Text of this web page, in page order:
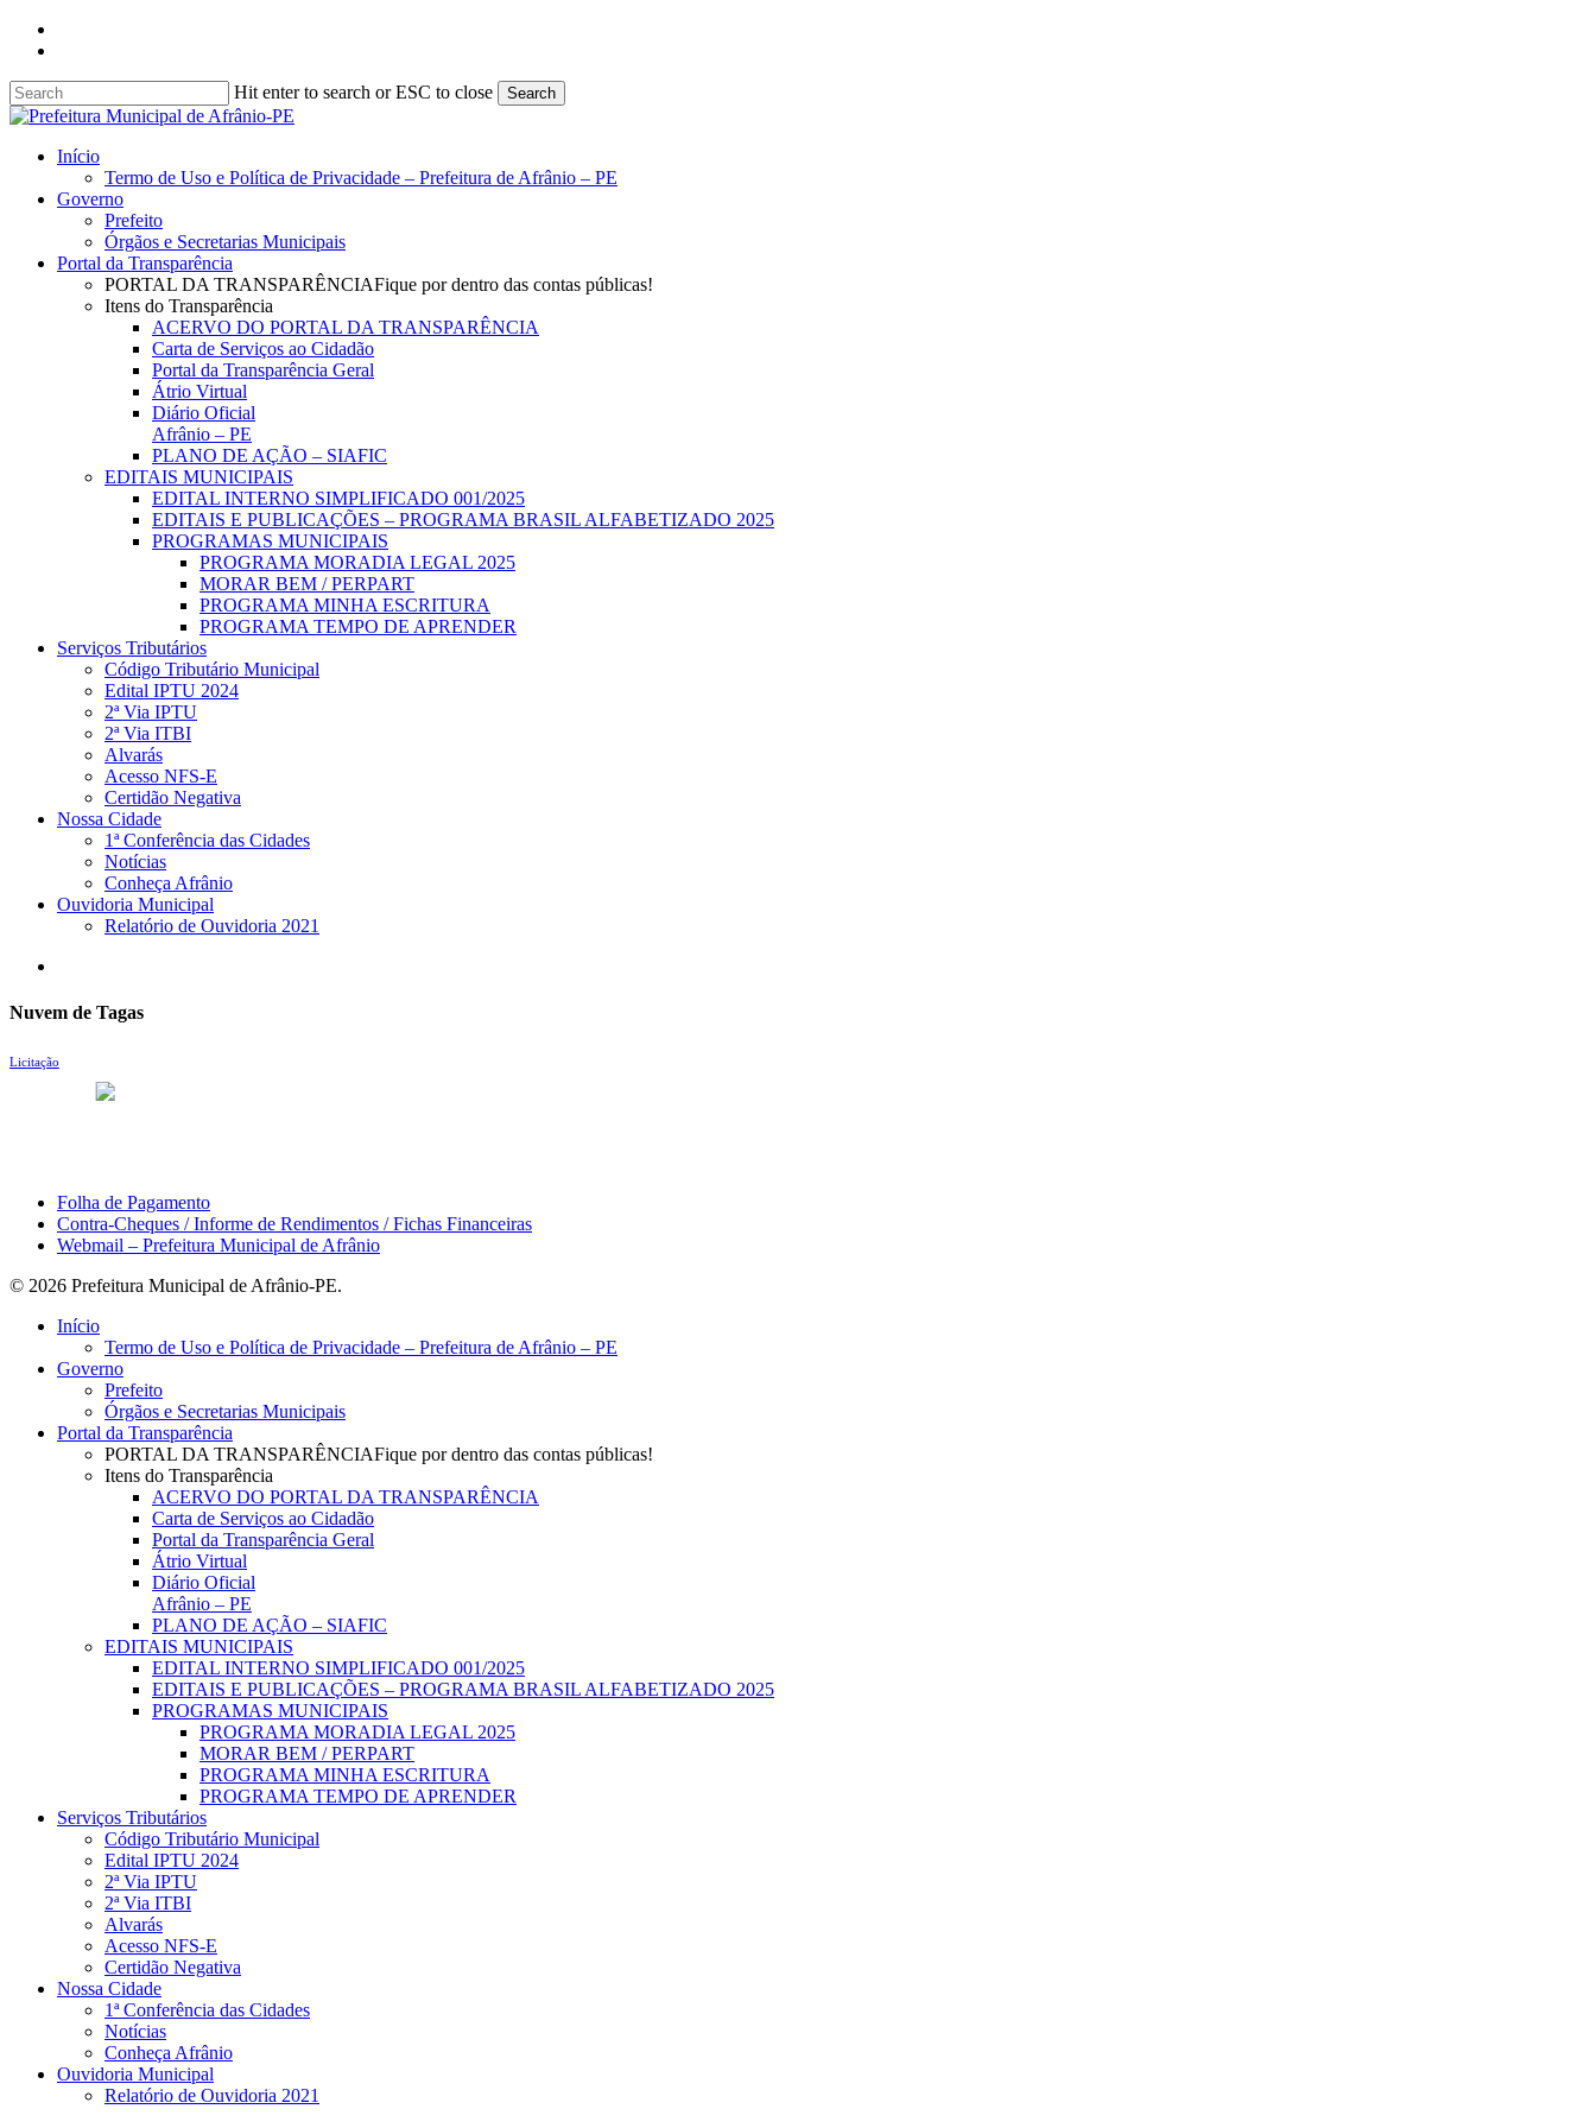
Skip
content
Hit enter to search or ESC to close Search
Close
search
Menu
Início
Termo de Uso e Política de Privacidade – Prefeitura de Afrânio – PE
Governo
Prefeito
Órgãos e Secretarias Municipais
Portal da Transparência
PORTAL DA TRANSPARÊNCIAFique por dentro das contas públicas!
Itens do Transparência
ACERVO DO PORTAL DA TRANSPARÊNCIA
Carta de Serviços ao Cidadão
Portal da Transparência Geral
Átrio Virtual
Diário Oficial
Afrânio – PE
PLANO DE AÇÃO – SIAFIC
EDITAIS MUNICIPAIS
EDITAL INTERNO SIMPLIFICADO 001/2025
EDITAIS E PUBLICAÇÕES – PROGRAMA BRASIL ALFABETIZADO 2025
PROGRAMAS MUNICIPAIS
PROGRAMA MORADIA LEGAL 2025
MORAR BEM / PERPART
PROGRAMA MINHA ESCRITURA
PROGRAMA TEMPO DE APRENDER
Serviços Tributários
Código Tributário Municipal
Edital IPTU 2024
2ª Via IPTU
2ª Via ITBI
Alvarás
Acesso NFS-E
Certidão Negativa
Nossa Cidade
1ª Conferência das Cidades
Notícias
Conheça Afrânio
Ouvidoria Municipal
Relatório de Ouvidoria 2021
Nuvem de Tagas
Licitação
Folha de Pagamento
Contra-Cheques / Informe de Rendimentos / Fichas Financeiras
Webmail – Prefeitura Municipal de Afrânio
© 2026 Prefeitura Municipal de Afrânio-PE.
Close
Início
Termo de Uso e Política de Privacidade – Prefeitura de Afrânio – PE
Governo
Prefeito
Órgãos e Secretarias Municipais
Portal da Transparência
PORTAL DA TRANSPARÊNCIAFique por dentro das contas públicas!
Itens do Transparência
ACERVO DO PORTAL DA TRANSPARÊNCIA
Carta de Serviços ao Cidadão
Portal da Transparência Geral
Átrio Virtual
Diário Oficial
Afrânio – PE
PLANO DE AÇÃO – SIAFIC
EDITAIS MUNICIPAIS
EDITAL INTERNO SIMPLIFICADO 001/2025
EDITAIS E PUBLICAÇÕES – PROGRAMA BRASIL ALFABETIZADO 2025
PROGRAMAS MUNICIPAIS
PROGRAMA MORADIA LEGAL 2025
MORAR BEM / PERPART
PROGRAMA MINHA ESCRITURA
PROGRAMA TEMPO DE APRENDER
Serviços Tributários
Código Tributário Municipal
Edital IPTU 2024
2ª Via IPTU
2ª Via ITBI
Alvarás
Acesso NFS-E
Certidão Negativa
Nossa Cidade
1ª Conferência das Cidades
Notícias
Conheça Afrânio
Ouvidoria Municipal
Relatório de Ouvidoria 2021